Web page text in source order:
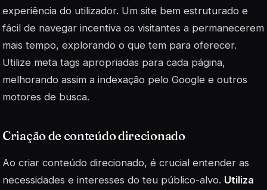
experiência do utilizador. Um site bem estruturado e
fácil de navegar incentiva os visitantes a permanecerem
mais tempo, explorando o que tem para oferecer.
Utilize meta tags apropriadas para cada página,
melhorando assim a indexação pelo Google e outros
motores de busca.
Criação de conteúdo direcionado
Ao criar conteúdo direcionado, é crucial entender as
necessidades e interesses do teu público-alvo. Utiliza